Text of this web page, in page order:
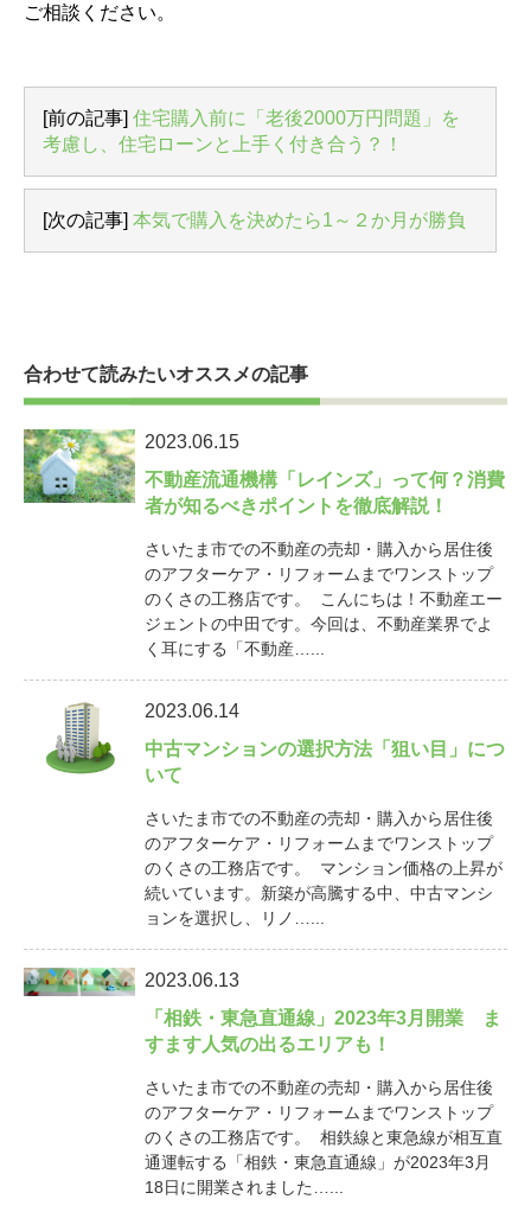
ご相談ください。
[前の記事] 住宅購入前に「老後2000万円問題」を
考慮し、住宅ローンと上手く付き合う？！
[次の記事] 本気で購入を決めたら1～２か月が勝負
合わせて読みたいオススメの記事
2023.06.15
不動産流通機構「レインズ」って何？消費
者が知るべきポイントを徹底解説！
さいたま市での不動産の売却・購入から居住後
のアフターケア・リフォームまでワンストップ
のくさの工務店です。 こんにちは！不動産エー
ジェントの中田です。今回は、不動産業界でよ
く耳にする「不動産…...
2023.06.14
中古マンションの選択方法「狙い目」につ
いて
さいたま市での不動産の売却・購入から居住後
のアフターケア・リフォームまでワンストップ
のくさの工務店です。 マンション価格の上昇が
続いています。新築が高騰する中、中古マンシ
ョンを選択し、リノ…...
2023.06.13
「相鉄・東急直通線」2023年3月開業 ま
すます人気の出るエリアも！
さいたま市での不動産の売却・購入から居住後
のアフターケア・リフォームまでワンストップ
のくさの工務店です。 相鉄線と東急線が相互直
通運転する「相鉄・東急直通線」が2023年3月
18日に開業されました…...